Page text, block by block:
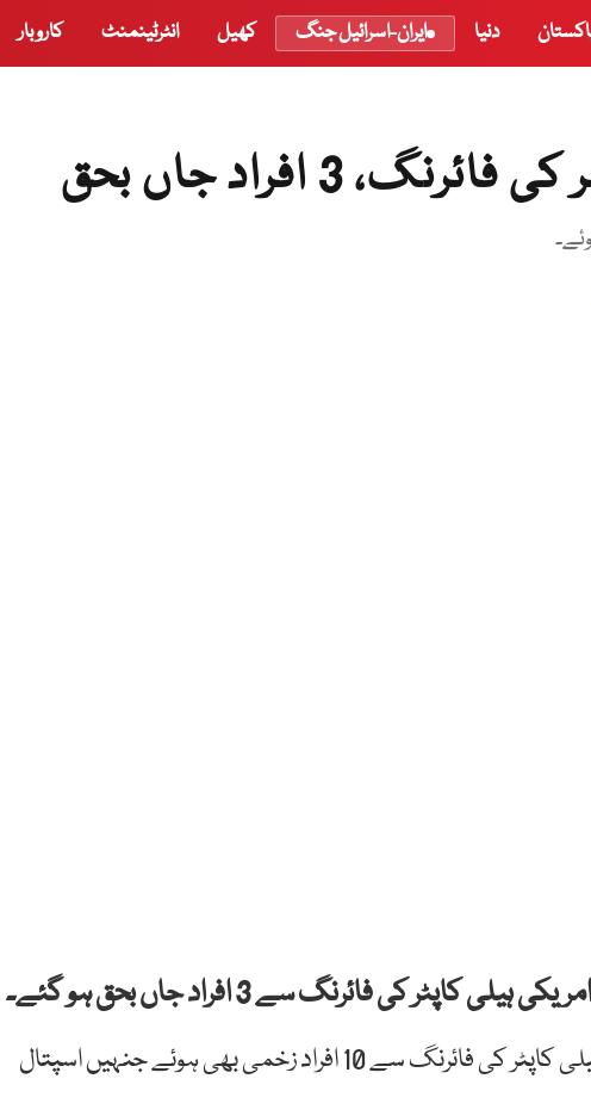
دنیا ایران-اسرائیل جنگ کھیل انٹرٹینمنٹ کاروبار
3 افراد جاں بحق
کی فائرنگ سے 3 افراد جاں بحق ہو گئے۔
غیر ملکی خبر رساں ایجنسی کے مطابق امریکی ہیلی کاپٹر کی فائرنگ سے 10 افراد زخمی بھی ہوئے جنہیں اسپتال